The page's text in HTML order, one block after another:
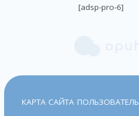
[adsp-pro-6]
КАРТА САЙТА